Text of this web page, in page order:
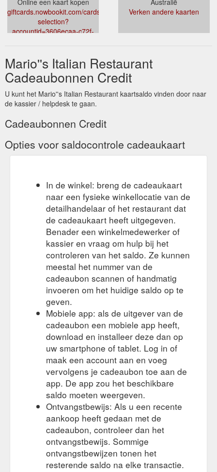
giftcards.nowbookit.com/cards/card-
selection?
accountid=3606ecaa-c72f-
Verken andere kaarten
Mario''s Italian Restaurant
Cadeaubonnen Credit
U kunt het Mario''s Italian Restaurant kaartsaldo vinden door naar
de kassier / helpdesk te gaan.
Cadeaubonnen Credit
Opties voor saldocontrole cadeaukaart
In de winkel: breng de cadeaukaart
naar een fysieke winkellocatie van de
detailhandelaar of het restaurant dat
de cadeaukaart heeft uitgegeven.
Benader een winkelmedewerker of
kassier en vraag om hulp bij het
controleren van het saldo. Ze kunnen
meestal het nummer van de
cadeaubon scannen of handmatig
invoeren om het huidige saldo op te
geven.
Mobiele app: als de uitgever van de
cadeaubon een mobiele app heeft,
download en installeer deze dan op
uw smartphone of tablet. Log in of
maak een account aan en voeg
vervolgens je cadeaubon toe aan de
app. De app zou het beschikbare
saldo moeten weergeven.
Ontvangstbewijs: Als u een recente
aankoop heeft gedaan met de
cadeaubon, controleer dan het
ontvangstbewijs. Sommige
ontvangstbewijzen tonen het
resterende saldo na elke transactie.